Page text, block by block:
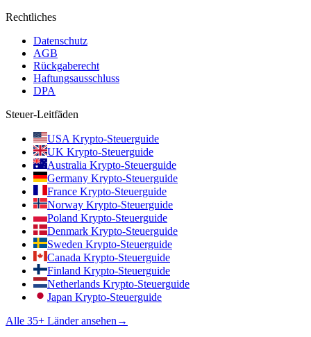
Rechtliches
Datenschutz
AGB
Rückgaberecht
Haftungsausschluss
DPA
Steuer-Leitfäden
USA Krypto-Steuerguide
UK Krypto-Steuerguide
Australia Krypto-Steuerguide
Germany Krypto-Steuerguide
France Krypto-Steuerguide
Norway Krypto-Steuerguide
Poland Krypto-Steuerguide
Denmark Krypto-Steuerguide
Sweden Krypto-Steuerguide
Canada Krypto-Steuerguide
Finland Krypto-Steuerguide
Netherlands Krypto-Steuerguide
Japan Krypto-Steuerguide
Alle 35+ Länder ansehen →